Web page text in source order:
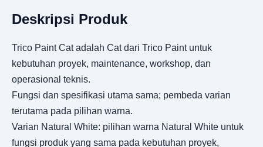
Deskripsi Produk
Trico Paint Cat adalah Cat dari Trico Paint untuk
kebutuhan proyek, maintenance, workshop, dan
operasional teknis.
Fungsi dan spesifikasi utama sama; pembeda varian
terutama pada pilihan warna.
Varian Natural White: pilihan warna Natural White untuk
fungsi produk yang sama pada kebutuhan proyek,